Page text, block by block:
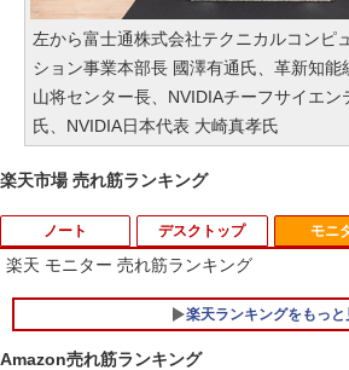
左から富士通株式会社テクニカルコンピ
ション事業本部長 國澤有通氏、革新知能
山将センター長、NVIDIAチーフサイエン
氏、NVIDIA日本代表 大崎真孝氏
楽天市場 売れ筋ランキング
ノート
1
【期間限定 ポイン
Pad D330 10.1型
デスクトップ モニ
楽天 モニター 売れ筋ランキング
楽天ランキングをもっと
Amazon売れ筋ランキング